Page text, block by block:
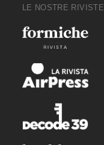
LE NOSTRE RIVISTE